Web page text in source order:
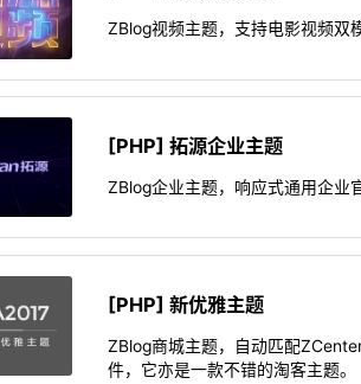
ZBlog视频主题，支持电影视频双
[PHP] 拓源企业主题
ZBlog企业主题，响应式通用企业
[PHP] 新优雅主题
ZBlog商城主题，自动匹配
件，它亦是一款不错的淘客主题。